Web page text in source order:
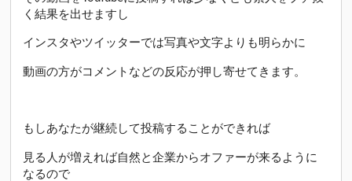
く結果を出せますし
インスタやツイッターでは写真や文字よりも明らかに
動画の方がコメントなどの反応が押し寄せてきます。
もしあなたが継続して投稿することができれば
見る人が増えれば自然と企業からオファーが来るように
なるので